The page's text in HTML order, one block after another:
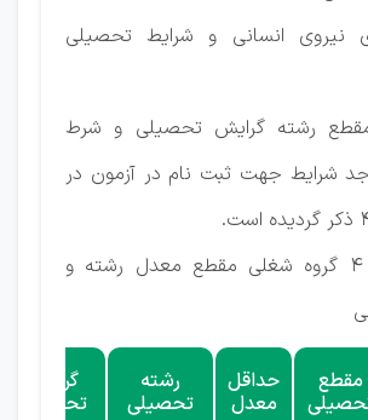
نیروی انسانی و شرایط تحصیلی
رشته گرایش تحصیلی و شرط
شرایط جهت ثبت نام در آزمون در
جدول شماره ۴ گروه شغلی مقطع معدل رشته و
مقطع حداقل
معدل
رشته
تحصیلی
گرایش
تحصیلی